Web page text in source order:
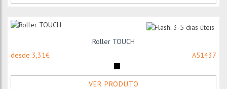
Roller TOUCH
desde 3,31€
A51437
VER PRODUTO